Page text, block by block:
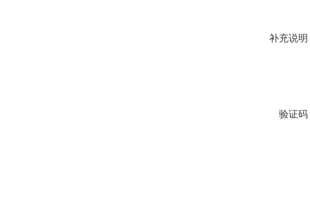
补充说明
验证码